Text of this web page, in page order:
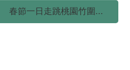
春節一日走跳桃園竹圍...